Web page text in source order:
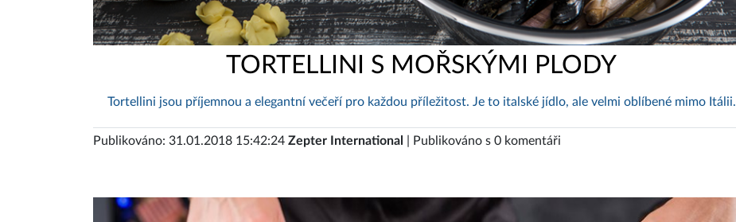
TORTELLINI S MOŘSKÝMI PLODY
Tortellini jsou příjemnou a elegantní večeří pro každou příležitost. Je to italské jídlo, ale velmi oblíbené mimo Itálii.
Publikováno: 31.01.2018 15:42:24 Zepter International | Publikováno s 0 komentáři